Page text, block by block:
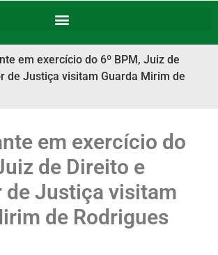
em exercício do 6º BPM, Juiz de
de Justiça visitam Guarda Mirim de
em exercício do
de Direito e
de Justiça visitam
de Rodrigues